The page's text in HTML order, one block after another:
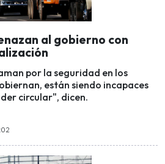
al gobierno con
por la seguridad en los
están siendo incapaces
circular", dicen.